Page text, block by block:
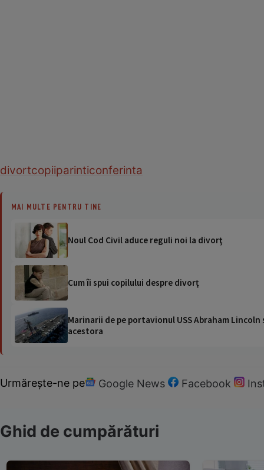
divortcopiiparinticonferinta
MAI MULTE PENTRU TINE
Noul Cod Civil aduce reguli noi la divorţ
Cum îi spui copilului despre divorţ
Marinarii de pe portavionul USS Abraham
acestora
Urmărește-ne pe Google News Facebook
Ghid de cumpărături